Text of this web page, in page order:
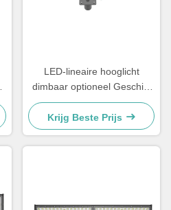
LED-lineaire hooglicht
dimbaar optioneel Geschikt
voor industriële installaties in
magazijnen en commerciële
verlichtingsprojecten
Krijg Beste Prijs